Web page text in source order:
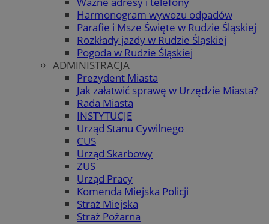
Harmonogram wywozu odpadów
Parafie i Msze Święte w Rudzie Śląskiej
Rozkłady jazdy w Rudzie Śląskiej
Pogoda w Rudzie Śląskiej
ADMINISTRACJA
Prezydent Miasta
Jak załatwić sprawę w Urzędzie Miasta?
Rada Miasta
INSTYTUCJE
Urząd Stanu Cywilnego
CUS
Urząd Skarbowy
ZUS
Urząd Pracy
Komenda Miejska Policji
Straż Miejska
Straż Pożarna